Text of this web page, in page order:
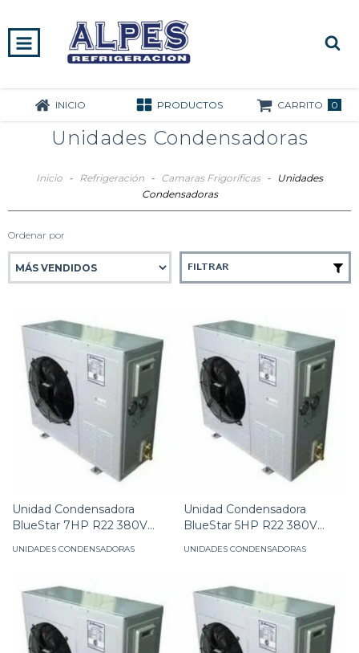
INICIO PRODUCTOS CARRITO 0
Unidades Condensadoras
Inicio - Refrigeración - Camaras Frigoríficas -
Unidades
Condensadoras
Ordenar por
FILTRAR
Unidad Condensadora
BlueStar 7HP R22 380V
UNIDADES CONDENSADORAS
Unidad Condensadora
BlueStar 5HP R22 380V
UNIDADES CONDENSADORAS